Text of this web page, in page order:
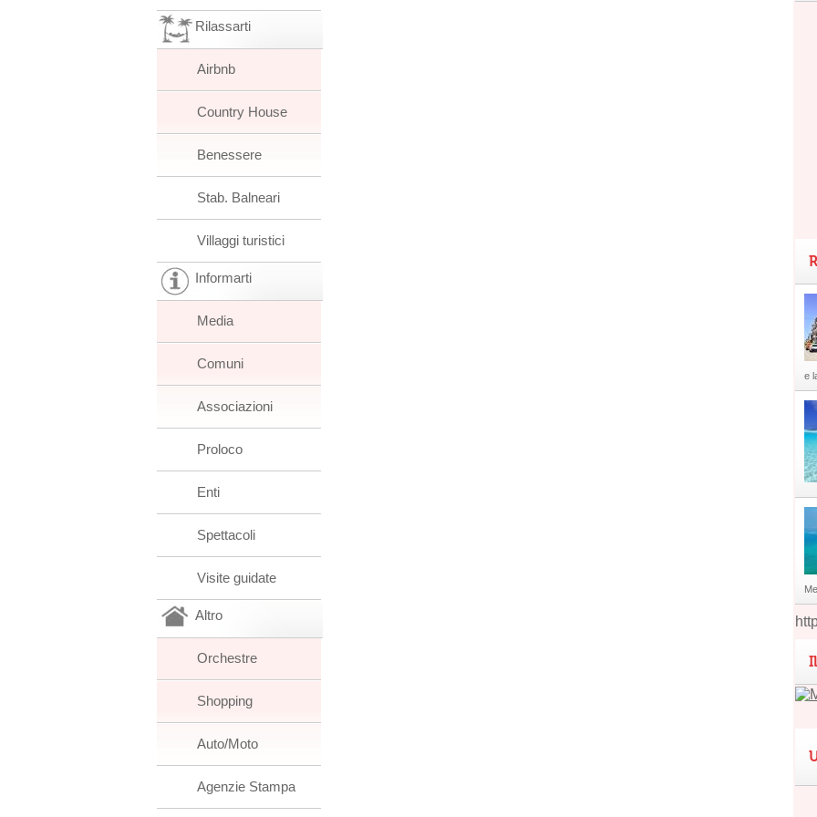
Rilassarti
Airbnb
Country House
Benessere
Stab. Balneari
Villaggi turistici
Informarti
Media
Comuni
Associazioni
Proloco
Enti
Spettacoli
Visite guidate
Altro
Orchestre
Shopping
Auto/Moto
Agenzie Stampa
e